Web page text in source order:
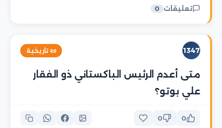
تعليقات 0
1347 📜 تاريخية
متى أعدم الرئيس الباكستاني ذو الفقار
علي بوتو؟
0
0